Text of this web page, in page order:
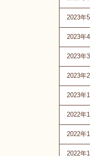
2023年
2023年
2023年
2023年
2023年
2022年
2022年
2022年